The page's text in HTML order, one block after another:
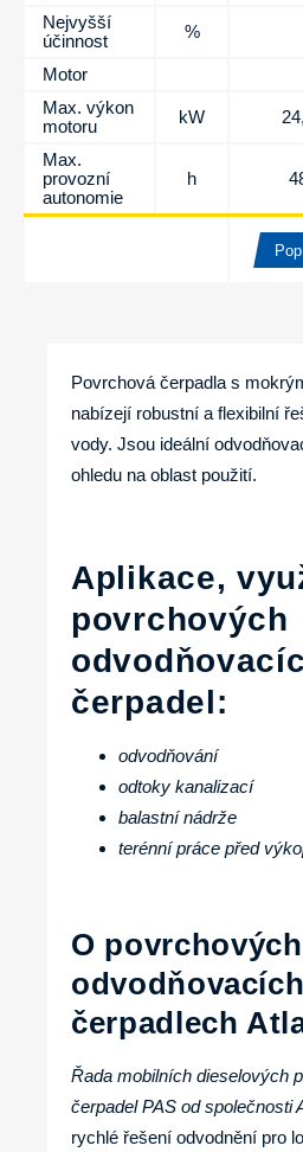
Nejvyšší
účinnost
%
Motor
Max. výkon
motoru
kW
Max.
provozní
autonomie
h
Povrchová čerpadla s
nabízejí robustní a flexibilní
vody. Jsou ideální
ohledu na oblast použití.
Aplikace,
povrchových
čerpadel:
odvodňování
odtoky kanalizací
balastní nádrže
terénní práce před
O povrchových
odvodňovacích
čerpadlech
Řada mobilních dieselových
čerpadel PAS od společnosti
rychlé řešení odvodnění pro